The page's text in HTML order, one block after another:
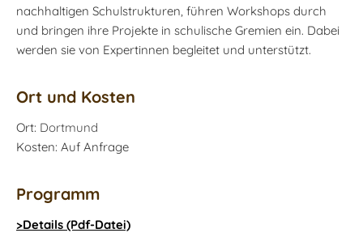
nachhaltigen Schulstrukturen, führen Workshops durch
und bringen ihre Projekte in schulische Gremien ein. Dabei
werden sie von Expertinnen begleitet und unterstützt.
Ort und Kosten
Ort: Dortmund
Kosten: Auf Anfrage
Programm
>Details (Pdf-Datei)